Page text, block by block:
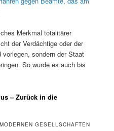
Merkmal totalitärer
der Verdächtige oder der
sondern der Staat
So wurde es auch bis
– Zurück in die
GESELLSCHAFTEN